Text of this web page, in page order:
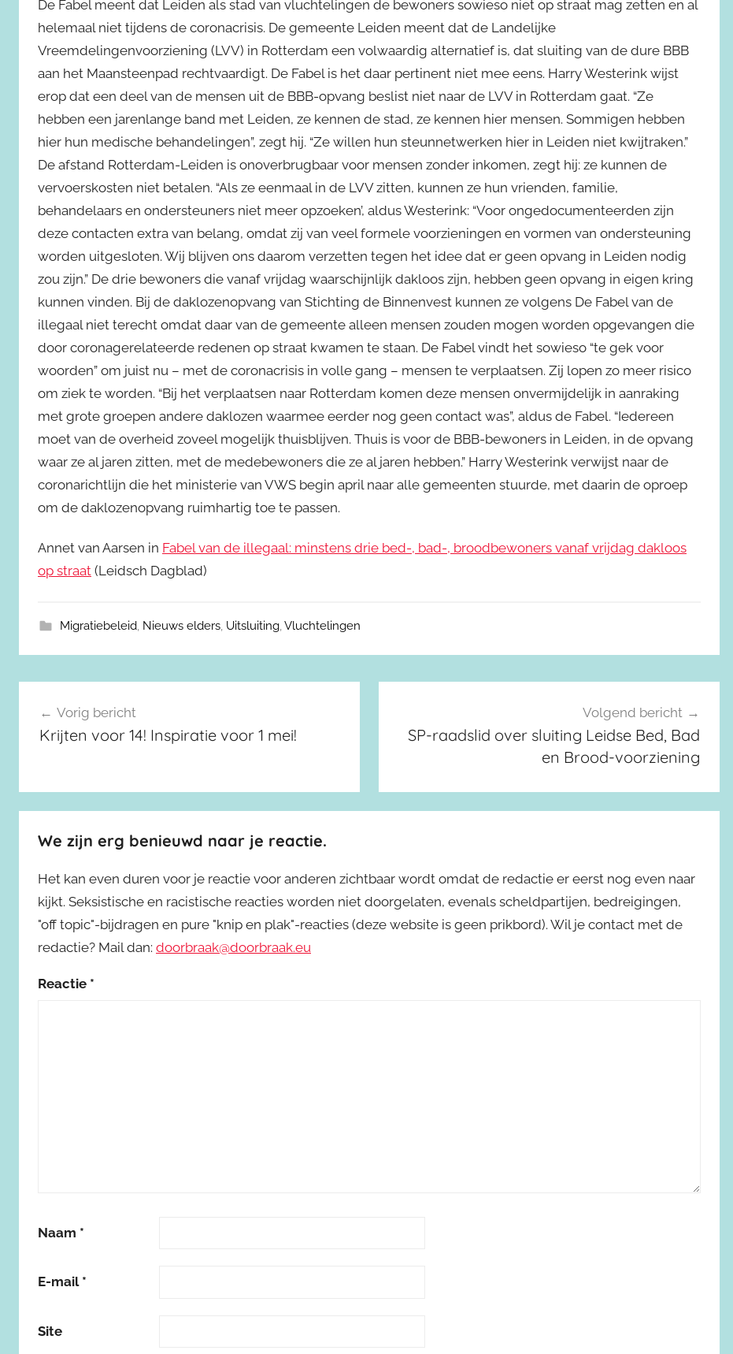
De Fabel meent dat Leiden als stad van vluchtelingen de bewoners sowieso niet op straat mag zetten en al
helemaal niet tijdens de coronacrisis. De gemeente Leiden meent dat de Landelijke
Vreemdelingenvoorziening (LVV) in Rotterdam een volwaardig alternatief is, dat sluiting van de dure BBB
aan het Maansteenpad rechtvaardigt. De Fabel is het daar pertinent niet mee eens. Harry Westerink wijst
erop dat een deel van de mensen uit de BBB-opvang beslist niet naar de LVV in Rotterdam gaat. “Ze
hebben een jarenlange band met Leiden, ze kennen de stad, ze kennen hier mensen. Sommigen hebben
hier hun medische behandelingen”, zegt hij. “Ze willen hun steunnetwerken hier in Leiden niet kwijtraken.”
De afstand Rotterdam-Leiden is onoverbrugbaar voor mensen zonder inkomen, zegt hij: ze kunnen de
vervoerskosten niet betalen. “Als ze eenmaal in de LVV zitten, kunnen ze hun vrienden, familie,
behandelaars en ondersteuners niet meer opzoeken’, aldus Westerink: “Voor ongedocumenteerden zijn
deze contacten extra van belang, omdat zij van veel formele voorzieningen en vormen van ondersteuning
worden uitgesloten. Wij blijven ons daarom verzetten tegen het idee dat er geen opvang in Leiden nodig
zou zijn.” De drie bewoners die vanaf vrijdag waarschijnlijk dakloos zijn, hebben geen opvang in eigen kring
kunnen vinden. Bij de daklozenopvang van Stichting de Binnenvest kunnen ze volgens De Fabel van de
illegaal niet terecht omdat daar van de gemeente alleen mensen zouden mogen worden opgevangen die
door coronagerelateerde redenen op straat kwamen te staan. De Fabel vindt het sowieso “te gek voor
woorden” om juist nu – met de coronacrisis in volle gang – mensen te verplaatsen. Zij lopen zo meer risico
om ziek te worden. “Bij het verplaatsen naar Rotterdam komen deze mensen onvermijdelijk in aanraking
met grote groepen andere daklozen waarmee eerder nog geen contact was”, aldus de Fabel. “Iedereen
moet van de overheid zoveel mogelijk thuisblijven. Thuis is voor de BBB-bewoners in Leiden, in de opvang
waar ze al jaren zitten, met de medebewoners die ze al jaren hebben.” Harry Westerink verwijst naar de
coronarichtlijn die het ministerie van VWS begin april naar alle gemeenten stuurde, met daarin de oproep
om de daklozenopvang ruimhartig toe te passen.
Annet van Aarsen in Fabel van de illegaal: minstens drie bed-, bad-, broodbewoners vanaf vrijdag dakloos
op straat (Leidsch Dagblad)
Migratiebeleid, Nieuws elders, Uitsluiting,Vluchtelingen
Berichtnavigatie
Vorig bericht
Krijten voor 14! Inspiratie voor 1 mei!
Volgend bericht
SP-raadslid over sluiting Leidse Bed, Bad
en Brood-voorziening
We zijn erg benieuwd naar je reactie.
Het kan even duren voor je reactie voor anderen zichtbaar wordt omdat de redactie er eerst nog even naar
kijkt. Seksistische en racistische reacties worden niet doorgelaten, evenals scheldpartijen, bedreigingen,
"off topic"-bijdragen en pure "knip en plak"-reacties (deze website is geen prikbord). Wil je contact met de
redactie? Mail dan: doorbraak@doorbraak.eu
Reactie *
Naam *
E-mail *
Site